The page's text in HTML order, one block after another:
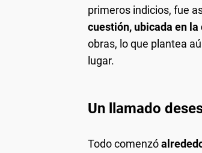
primeros indicios, fue
cuestión, ubicada en
obras, lo que plantea
lugar.
Un llamado
Todo comenzó